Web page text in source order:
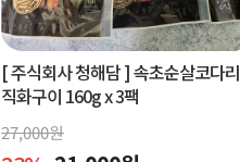
[ 주식회사 청해담 ]속초순살코다리
직화구이 160g x 3팩
27,000원